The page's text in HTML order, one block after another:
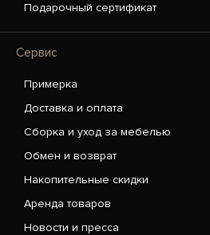
Подарочный сертификат
Сервис
Примерка
Доставка и оплата
Сборка и уход за мебелью
Обмен и возврат
Накопительные скидки
Аренда товаров
Новости и пресса